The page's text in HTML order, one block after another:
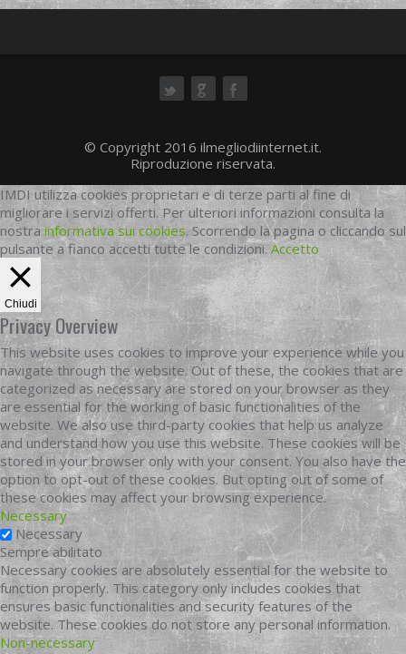
© Copyright 2016 ilmegliodiinternet.it.
Riproduzione riservata.
IMDI utilizza cookies proprietari e di terze parti al fine di
migliorare i servizi offerti. Per ulteriori informazioni consulta la
nostrainformativa sui cookies. Scorrendo la pagina o cliccando sul
pulsante a fianco accetti tutte le condizioni.Accetto
Chiudi
Privacy Overview
This website uses cookies to improve your experience while you
navigate through the website. Out of these, the cookies that are
categorized as necessary are stored on your browser as they
are essential for the working of basic functionalities of the
website. We also use third-party cookies that help us analyze
and understand how you use this website. These cookies will be
stored in your browser only with your consent. You also have the
option to opt-out of these cookies. But opting out of some of
these cookies may affect your browsing experience.
Necessary
Necessary
Sempre abilitato
Necessary cookies are absolutely essential for the website to
function properly. This category only includes cookies that
ensures basic functionalities and security features of the
website. These cookies do not store any personal information.
Non-necessary